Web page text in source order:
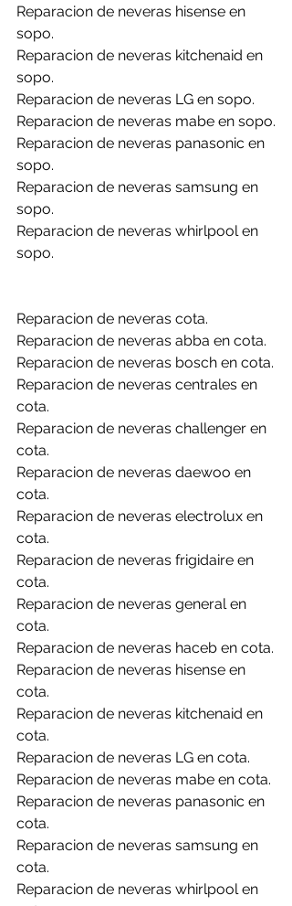
Reparacion de neveras hisense en
sopo.
Reparacion de neveras kitchenaid en
sopo.
Reparacion de neveras LG en sopo.
Reparacion de neveras mabe en sopo.
Reparacion de neveras panasonic en
sopo.
Reparacion de neveras samsung en
sopo.
Reparacion de neveras whirlpool en
sopo.
Reparacion de neveras cota.
Reparacion de neveras abba en cota.
Reparacion de neveras bosch en cota.
Reparacion de neveras centrales en
cota.
Reparacion de neveras challenger en
cota.
Reparacion de neveras daewoo en
cota.
Reparacion de neveras electrolux en
cota.
Reparacion de neveras frigidaire en
cota.
Reparacion de neveras general en
cota.
Reparacion de neveras haceb en cota.
Reparacion de neveras hisense en
cota.
Reparacion de neveras kitchenaid en
cota.
Reparacion de neveras LG en cota.
Reparacion de neveras mabe en cota.
Reparacion de neveras panasonic en
cota.
Reparacion de neveras samsung en
cota.
Reparacion de neveras whirlpool en